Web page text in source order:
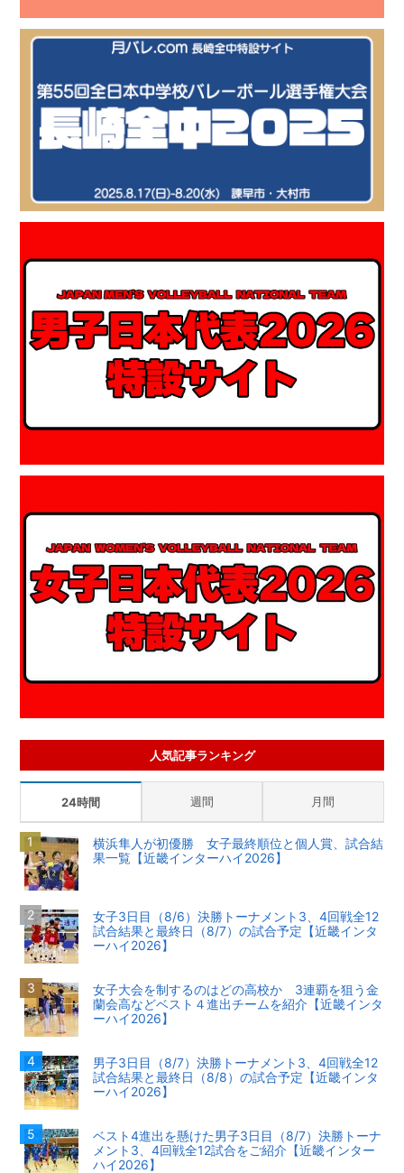
人気記事ランキング
24時間 週間 月間
横浜隼人が初優勝 女子最終順位と個人賞、試合結
果一覧【近畿インターハイ2026】
女子3日目（8/6）決勝トーナメント3、4回戦全12
試合結果と最終日（8/7）の試合予定【近畿インタ
ーハイ2026】
女子大会を制するのはどの高校か 3連覇を狙う金
蘭会高などベスト４進出チームを紹介【近畿インタ
ーハイ2026】
男子3日目（8/7）決勝トーナメント3、4回戦全12
試合結果と最終日（8/8）の試合予定【近畿インタ
ーハイ2026】
ベスト4進出を懸けた男子3日目（8/7）決勝トーナ
メント3、4回戦全12試合をご紹介【近畿インター
ハイ2026】